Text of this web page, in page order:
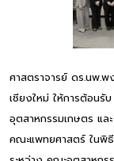
ศาสตราจารย์ ดร.นพ.
เชียงใหม่ ให้การต้อน
อุตสาหกรรมเกษตร แ
คณะแพทยศาสตร์ ในพิ